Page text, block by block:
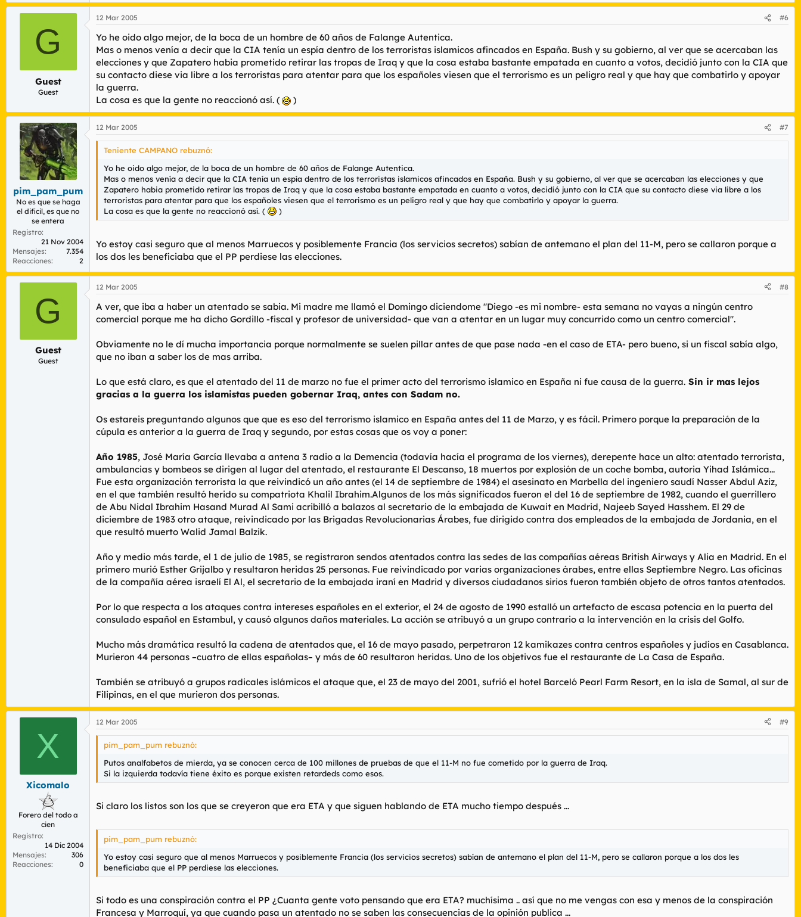
"No tenéis vergüenza", le espetó al alcalde Ángel, un superviviente de la explosión aquel día.
https://www.elmundo.es/elmundo/2005/03/11/espana/1110532015.html
Haz clic para expandir...
Putos analfabetos de mierda, ya se conocen cerca de 100 millones de pruebas de que el 11-M no fue cometido por la guerra de Iraq.
Si la izquierda todavía tiene éxito es porque existen retardeds como esos.
Eso sin contar las mil teorias que pueden demostrar que el 11 M no fue ni cometido por Al Qaeda, como es el echo de que Trasorras vendiese la dinamita a ETA.
G
Guest
Guest
12 Mar 2005 #6
Yo he oido algo mejor, de la boca de un hombre de 60 años de Falange Autentica.
Mas o menos venía a decir que la CIA tenía un espía dentro de los terroristas islamicos afincados en España. Bush y su gobierno, al ver que se acercaban las
elecciones y que Zapatero habia prometido retirar las tropas de Iraq y que la cosa estaba bastante empatada en cuanto a votos, decidió junto con la CIA que
su contacto diese via libre a los terroristas para atentar para que los españoles viesen que el terrorismo es un peligro real y que hay que combatirlo y apoyar
la guerra.
La cosa es que la gente no reaccionó así. (
)
pim_pam_pum
No es que se haga
el dificil, es que no
se entera
Registro
21 Nov 2004
Mensajes
7.354
Reacciones
2
12 Mar 2005 #7
Teniente CAMPANO rebuznó:
Yo he oido algo mejor, de la boca de un hombre de 60 años de Falange Autentica.
Mas o menos venía a decir que la CIA tenía un espía dentro de los terroristas islamicos afincados en España. Bush y su gobierno, al ver que se acercaban las elecciones y que
Zapatero habia prometido retirar las tropas de Iraq y que la cosa estaba bastante empatada en cuanto a votos, decidió junto con la CIA que su contacto diese via libre a los
terroristas para atentar para que los españoles viesen que el terrorismo es un peligro real y que hay que combatirlo y apoyar la guerra.
La cosa es que la gente no reaccionó así. (
)
Yo estoy casi seguro que al menos Marruecos y posiblemente Francia (los servicios secretos) sabían de antemano el plan del 11-M, pero se callaron porque a
los dos les beneficiaba que el PP perdiese las elecciones.
G
Guest
Guest
12 Mar 2005 #8
A ver, que iba a haber un atentado se sabia. Mi madre me llamó el Domingo diciendome "Diego -es mi nombre- esta semana no vayas a ningún centro
comercial porque me ha dicho Gordillo -fiscal y profesor de universidad- que van a atentar en un lugar muy concurrido como un centro comercial".
Obviamente no le dí mucha importancia porque normalmente se suelen pillar antes de que pase nada -en el caso de ETA- pero bueno, si un fiscal sabía algo,
que no iban a saber los de mas arriba.
Lo que está claro, es que el atentado del 11 de marzo no fue el primer acto del terrorismo islamico en España ni fue causa de la guerra. Sin ir mas lejos
gracias a la guerra los islamistas pueden gobernar Iraq, antes con Sadam no.
Os estareis preguntando algunos que que es eso del terrorismo islamico en España antes del 11 de Marzo, y es fácil. Primero porque la preparación de la
cúpula es anterior a la guerra de Iraq y segundo, por estas cosas que os voy a poner:
Año 1985, José María García llevaba a antena 3 radio a la Demencia (todavía hacía el programa de los viernes), derepente hace un alto: atentado terrorista,
ambulancias y bombeos se dirigen al lugar del atentado, el restaurante El Descanso, 18 muertos por explosión de un coche bomba, autoria Yihad Islámica...
Fue esta organización terrorista la que reivindicó un año antes (el 14 de septiembre de 1984) el asesinato en Marbella del ingeniero saudí Nasser Abdul Aziz,
en el que también resultó herido su compatriota Khalil Ibrahim.Algunos de los más significados fueron el del 16 de septiembre de 1982, cuando el guerrillero
de Abu Nidal Ibrahim Hasand Murad Al Sami acribilló a balazos al secretario de la embajada de Kuwait en Madrid, Najeeb Sayed Hasshem. El 29 de
diciembre de 1983 otro ataque, reivindicado por las Brigadas Revolucionarias Árabes, fue dirigido contra dos empleados de la embajada de Jordania, en el
que resultó muerto Walid Jamal Balzik.
Año y medio más tarde, el 1 de julio de 1985, se registraron sendos atentados contra las sedes de las compañías aéreas British Airways y Alia en Madrid. En el
primero murió Esther Grijalbo y resultaron heridas 25 personas. Fue reivindicado por varias organizaciones árabes, entre ellas Septiembre Negro. Las oficinas
de la compañía aérea israelí El Al, el secretario de la embajada iraní en Madrid y diversos ciudadanos sirios fueron también objeto de otros tantos atentados.
Por lo que respecta a los ataques contra intereses españoles en el exterior, el 24 de agosto de 1990 estalló un artefacto de escasa potencia en la puerta del
consulado español en Estambul, y causó algunos daños materiales. La acción se atribuyó a un grupo contrario a la intervención en la crisis del Golfo.
Mucho más dramática resultó la cadena de atentados que, el 16 de mayo pasado, perpetraron 12 kamikazes contra centros españoles y judíos en Casablanca.
Murieron 44 personas –cuatro de ellas españolas– y más de 60 resultaron heridas. Uno de los objetivos fue el restaurante de La Casa de España.
También se atribuyó a grupos radicales islámicos el ataque que, el 23 de mayo del 2001, sufrió el hotel Barceló Pearl Farm Resort, en la isla de Samal, al sur de
Filipinas, en el que murieron dos personas.
X
Xicomalo
Forero del todo a
cien
Registro
14 Dic 2004
Mensajes
306
Reacciones
0
12 Mar 2005 #9
pim_pam_pum rebuznó:
Putos analfabetos de mierda, ya se conocen cerca de 100 millones de pruebas de que el 11-M no fue cometido por la guerra de Iraq.
Si la izquierda todavía tiene éxito es porque existen retardeds como esos.
Si claro los listos son los que se creyeron que era ETA y que siguen hablando de ETA mucho tiempo después ...
pim_pam_pum rebuznó:
Yo estoy casi seguro que al menos Marruecos y posiblemente Francia (los servicios secretos) sabían de antemano el plan del 11-M, pero se callaron porque a los dos les
beneficiaba que el PP perdiese las elecciones.
Si todo es una conspiración contra el PP ¿Cuanta gente voto pensando que era ETA? muchísima .. así que no me vengas con esa y menos de la conspiración
Francesa y Marroquí, ya que cuando pasa un atentado no se saben las consecuencias de la opinión publica ...